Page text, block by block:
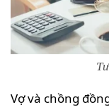
Vợ và chồng